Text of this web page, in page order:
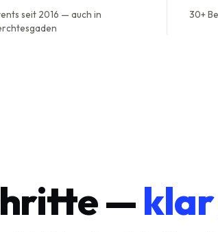
seit 2016 — auch in
30+
—